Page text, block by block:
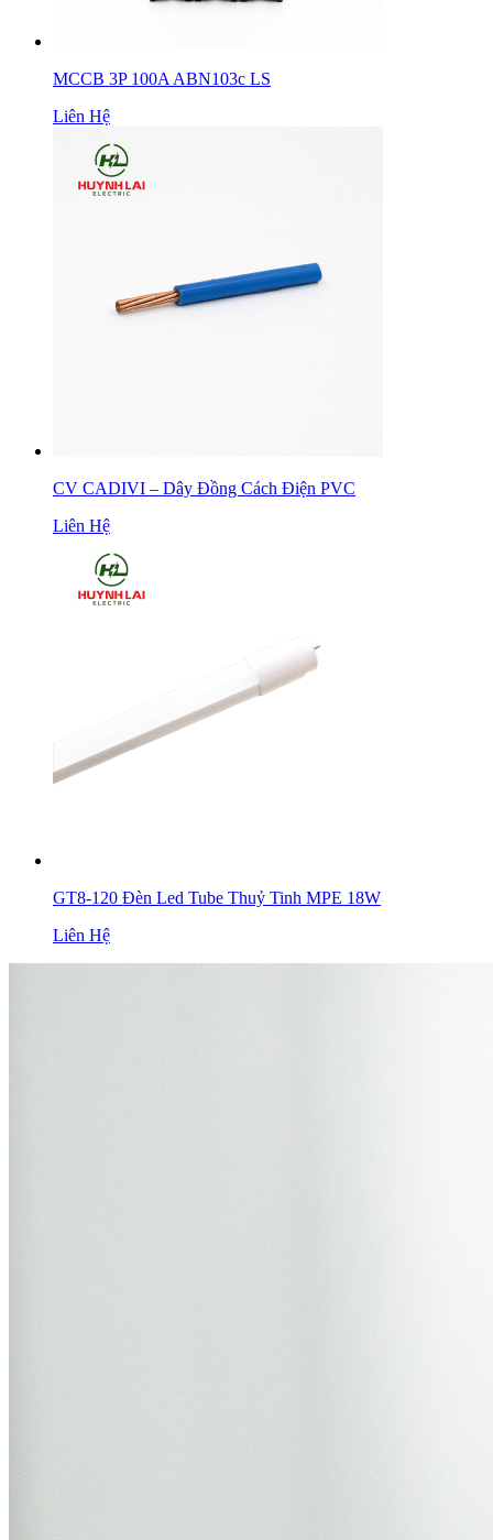
MCCB 3P 100A ABN103c LS
Liên Hệ
CV CADIVI – Dây Đồng Cách Điện PVC
Liên Hệ
GT8-120 Đèn Led Tube Thuỷ Tinh MPE 18W
Liên Hệ